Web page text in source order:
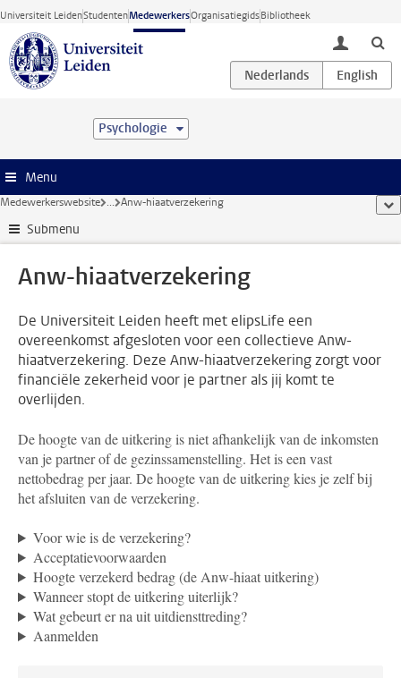
Ga direct naar de inhoud
Universiteit LeidenStudentenMedewerkersOrganisatiegidsBibliotheek
toggle
Psychologie
Menu
Medewerkerswebsite ... Anw-hiaatverzekering
Submenu
Anw-hiaatverzekering
De Universiteit Leiden heeft met elipsLife een
overeenkomst afgesloten voor een collectieve Anw-
hiaatverzekering. Deze Anw-hiaatverzekering zorgt voor
financiële zekerheid voor je partner als jij komt te
overlijden.
De hoogte van de uitkering is niet afhankelijk van de inkomsten
van je partner of de gezinssamenstelling. Het is een vast
nettobedrag per jaar. De hoogte van de uitkering kies je zelf bij
het afsluiten van de verzekering.
Voor wie is de verzekering?
Acceptatievoorwaarden
Hoogte verzekerd bedrag (de Anw-hiaat uitkering)
Wanneer stopt de uitkering uiterlijk?
Wat gebeurt er na uit uitdiensttreding?
Aanmelden